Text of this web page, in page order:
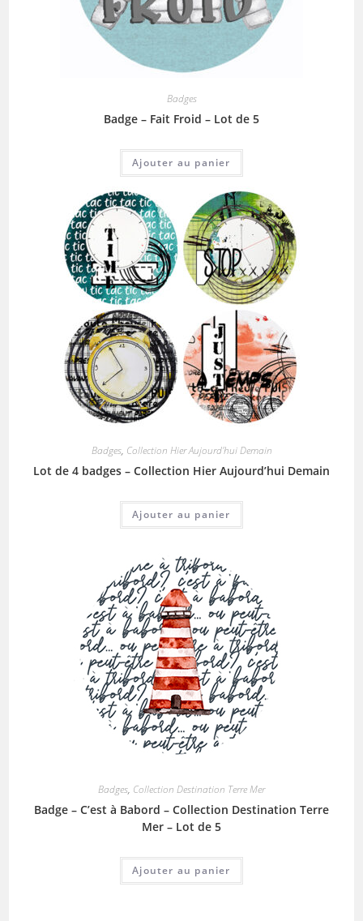
Badges
Badge – Fait Froid – Lot de 5
Ajouter au panier
Badges, Collection Hier Aujourd'hui Demain
Lot de 4 badges – Collection Hier Aujourd’hui Demain
Ajouter au panier
Badges, Collection Destination Terre Mer
Badge – C’est à Babord – Collection Destination Terre
Mer – Lot de 5
Ajouter au panier